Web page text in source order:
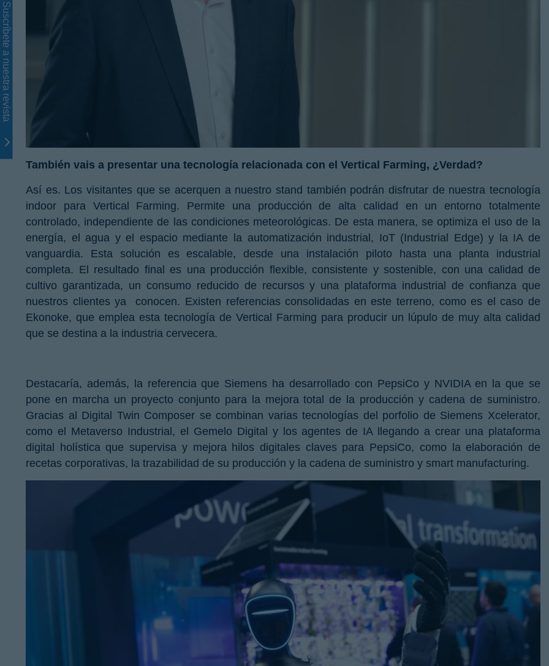
También vais a presentar una tecnología relacionada con el Vertical Farming, ¿Verdad?
Así es. Los visitantes que se acerquen a nuestro stand también podrán disfrutar de nuestra tecnología
indoor para Vertical Farming. Permite una producción de alta calidad en un entorno totalmente
controlado, independiente de las condiciones meteorológicas. De esta manera, se optimiza el uso de la
energía, el agua y el espacio mediante la automatización industrial, IoT (Industrial Edge) y la IA de
vanguardia. Esta solución es escalable, desde una instalación piloto hasta una planta industrial
completa. El resultado final es una producción flexible, consistente y sostenible, con una calidad de
cultivo garantizada, un consumo reducido de recursos y una plataforma industrial de confianza que
nuestros clientes ya conocen. Existen referencias consolidadas en este terreno, como es el caso de
Ekonoke, que emplea esta tecnología de Vertical Farming para producir un lúpulo de muy alta calidad
que se destina a la industria cervecera.
Destacaría, además, la referencia que Siemens ha desarrollado con PepsiCo y NVIDIA en la que se
pone en marcha un proyecto conjunto para la mejora total de la producción y cadena de suministro.
Gracias al Digital Twin Composer se combinan varias tecnologías del porfolio de Siemens Xcelerator,
como el Metaverso Industrial, el Gemelo Digital y los agentes de IA llegando a crear una plataforma
digital holística que supervisa y mejora hilos digitales claves para PepsiCo, como la elaboración de
recetas corporativas, la trazabilidad de su producción y la cadena de suministro y smart manufacturing.
Suscríbete a nuestra revista
Cerrar